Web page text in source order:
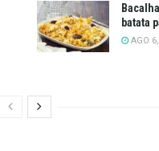
batata
AGO